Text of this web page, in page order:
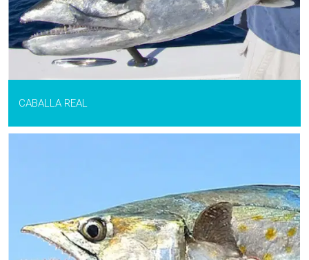
CABALLA REAL